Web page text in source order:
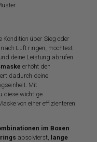
Kondition über Sieg oder
Luft ringen, möchtest
deine Leistung abrufen
erhöht den
dadurch deine
Mit
diese wichtige
von einer effizienteren
im Boxen
absolvierst, lange